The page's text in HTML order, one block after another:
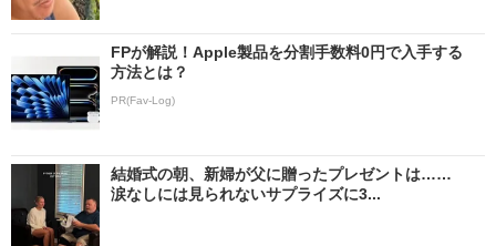
FPが解説！Apple製品を分割手数料0円で入手する
方法とは？
PR(Fav-Log)
結婚式の朝、新婦が父に贈ったプレゼントは……
涙なしには見られないサプライズに3...